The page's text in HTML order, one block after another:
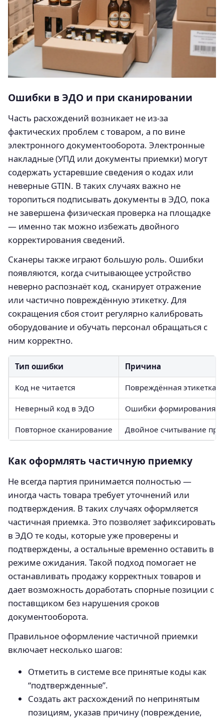
Ошибки в ЭДО и при сканировании
Часть расхождений возникает не из-за
фактических проблем с товаром, а по вине
электронного документооборота. Электронные
накладные (УПД или документы приемки) могут
содержать устаревшие сведения о кодах или
неверные GTIN. В таких случаях важно не
торопиться подписывать документы в ЭДО, пока
не завершена физическая проверка на площадке
— именно так можно избежать двойного
корректирования сведений.
Сканеры также играют большую роль. Ошибки
появляются, когда считывающее устройство
неверно распознаёт код, сканирует отражение
или частично повреждённую этикетку. Для
сокращения сбоя стоит регулярно калибровать
оборудование и обучать персонал обращаться с
ним корректно.
Тип ошибки Причина
Код не читается Повреждённая этикетка,
Неверный код в ЭДО Ошибки формирования
Повторное сканирование Двойное считывание
Как оформлять частичную приемку
Не всегда партия принимается полностью —
иногда часть товара требует уточнений или
подтверждения. В таких случаях оформляется
частичная приемка. Это позволяет зафиксировать
в ЭДО те коды, которые уже проверены и
подтверждены, а остальные временно оставить в
режиме ожидания. Такой подход помогает не
останавливать продажу корректных товаров и
дает возможность доработать спорные позиции с
поставщиком без нарушения сроков
документооборота.
Правильное оформление частичной приемки
включает несколько шагов:
Отметить в системе все принятые коды как
“подтвержденные”.
Создать акт расхождений по непринятым
позициям, указав причину (повреждение,